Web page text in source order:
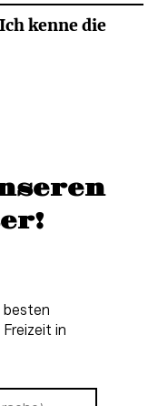
kenne die
besten
in